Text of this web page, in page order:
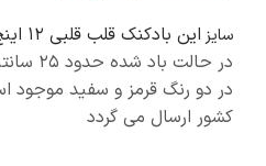
سایز این بادکنک قلب قلبی 12 اینچ میباشد به این صورت که
در
در دو رنگ قرمز و سفید موجود
کشور ارسال می گردد